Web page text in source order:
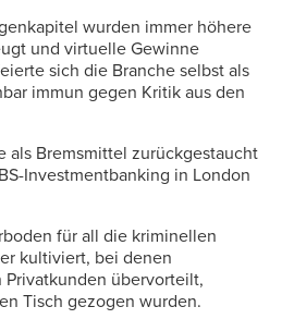
wurden immer höhere
und virtuelle Gewinne
sich die Branche selbst als
immun gegen Kritik aus den
als Bremsmittel zurückgestaucht
Investmentbanking in London
für all die kriminellen
kultiviert, bei denen
übervorteilt,
Tisch gezogen wurden.